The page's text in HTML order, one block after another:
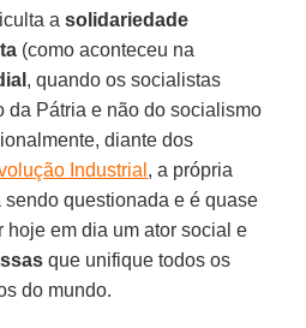
asolidariedade
(como aconteceu na
, quando os socialistas
da Pátria e não do socialismo
diante dos
Industrial , a própria
questionada e é quase
hoje em dia um ator social e
que unifique todos os
do mundo.